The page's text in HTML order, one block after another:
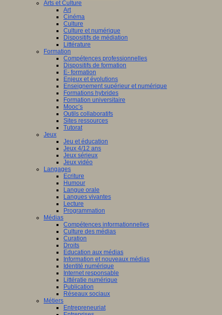
Arts et Culture
Art
Cinéma
Culture
Culture et numérique
Dispositifs de médiation
Littérature
Formation
Compétences professionnelles
Dispositifs de formation
E- formation
Enjeux et évolutions
Enseignement supérieur et numérique
Formations hybrides
Formation universitaire
Mooc’s
Outils collaboratifs
Sites ressources
Tutorat
Jeux
Jeu et éducation
Jeux 4/12 ans
Jeux sérieux
Jeux vidéo
Langages
Ecriture
Humour
Langue orale
Langues vivantes
Lecture
Programmation
Médias
Compétences informationnelles
Culture des médias
Curation
Droits
Education aux médias
Information et nouveaux médias
Identité numérique
Internet responsable
Littératie numérique
Publication
Réseaux sociaux
Métiers
Entrepreneuriat